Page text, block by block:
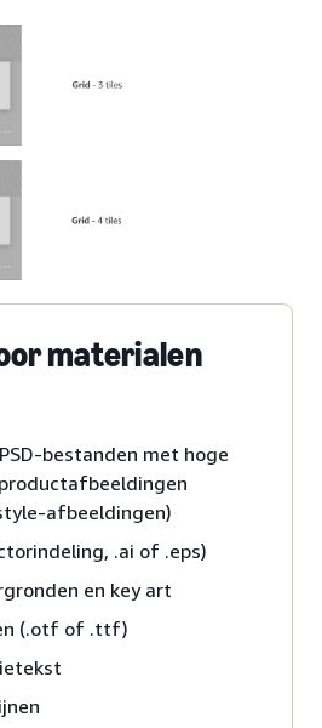
materialen
bestanden met hoge
afbeeldingen)
.ai of .eps)
en key art
(.otf of .ttf)